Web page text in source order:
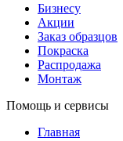
Бизнесу
Акции
Заказ образцов
Покраска
Распродажа
Монтаж
Помощь и сервисы
Главная